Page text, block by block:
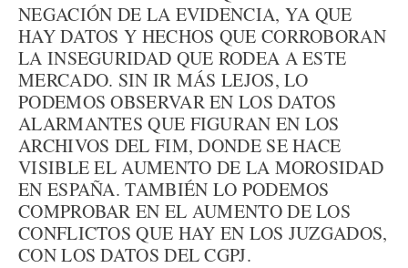
NEGACIÓN DE LA EVIDENCIA, YA QUE
HAY DATOS Y HECHOS QUE CORROBORAN
LA INSEGURIDAD QUE RODEA A ESTE
MERCADO. SIN IR MÁS LEJOS, LO
PODEMOS OBSERVAR EN LOS DATOS
ALARMANTES QUE FIGURAN EN LOS
ARCHIVOS DEL FIM, DONDE SE HACE
VISIBLE EL AUMENTO DE LA MOROSIDAD
EN ESPAÑA. TAMBIÉN LO PODEMOS
COMPROBAR EN EL AUMENTO DE LOS
CONFLICTOS QUE HAY EN LOS JUZGADOS,
CON LOS DATOS DEL CGPJ.